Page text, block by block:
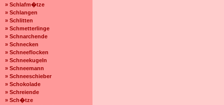
» Schlafm�tze
» Schlangen
» Schlitten
» Schmetterlinge
» Schnarchende
» Schnecken
» Schneeflocken
» Schneekugeln
» Schneemann
» Schneeschieber
» Schokolade
» Schreiende
» Sch�tze